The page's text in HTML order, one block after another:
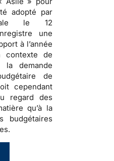
adopté par
le 12
une
à l’année
contexte de
la demande
de
cependant
regard des
qu’à la
budgétaires